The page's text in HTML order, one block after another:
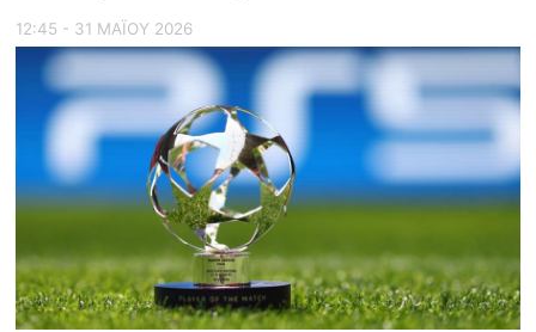
12:45 - 31 ΜΑΪ́ΟΥ 2026